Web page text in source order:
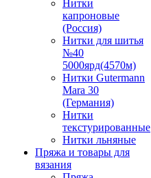
Нитки
капроновые
(Россия)
Нитки для шитья
№40
5000ярд(4570м)
Нитки Gutermann
Mara 30
(Германия)
Нитки
текстурированные
Нитки льняные
Пряжа и товары для
вязания